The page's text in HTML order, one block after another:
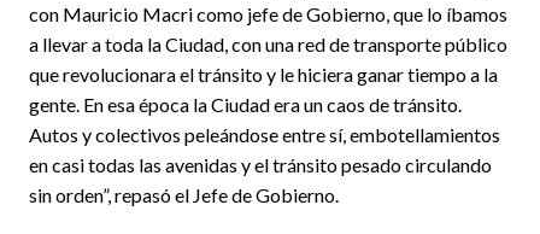
con Mauricio Macri como jefe de Gobierno, que lo íbamos
a llevar a toda la Ciudad, con una red de transporte público
que revolucionara el tránsito y le hiciera ganar tiempo a la
gente. En esa época la Ciudad era un caos de tránsito.
Autos y colectivos peleándose entre sí, embotellamientos
en casi todas las avenidas y el tránsito pesado circulando
sin orden”, repasó el Jefe de Gobierno.